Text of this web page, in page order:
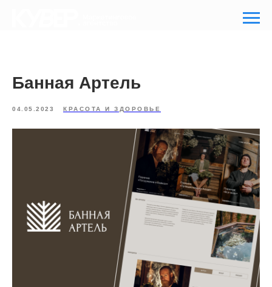
Банная Артель
04.05.2023 КРАСОТА И ЗДОРОВЬЕ